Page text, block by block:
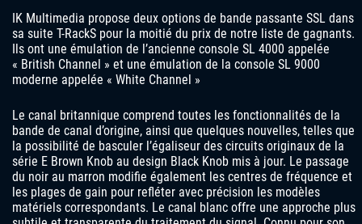
IK Multimedia propose deux options de bande passante SSL dans
sa suite T-RackS pour la moitié du prix de notre liste de gagnants.
Ils ont une émulation de l’ancienne console SL 4000 appelée
« British Channel » et une émulation de la console SL 9000
moderne appelée « White Channel »
Le canal britannique comprend toutes les fonctionnalités de la
bande de canal d’origine, ainsi que quelques nouvelles, telles que
la possibilité de basculer l’égaliseur des circuits originaux de la
série E Brown Knob au design Black Knob mis à jour. Le passage
du noir au marron modifie également les centres de fréquence et
les plages de gain pour refléter avec précision les modèles
matériels correspondants. Le canal blanc offre une approche plus